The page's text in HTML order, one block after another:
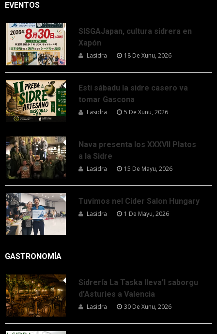
EVENTOS
SISGAJapan, cultura sidrera en
Xapón
Lasidra 18 De Xunu, 2026
Esti sábadu la sidre casero va
tomar Gascona
Lasidra 5 De Xunu, 2026
Nava presenta los XXXVII Platos
a la Sidre
Lasidra 15 De Mayu, 2026
Tuvimos nel Cider Salon Hungary
Lasidra 1 De Mayu, 2026
GASTRONOMÍA
Sidrería La Taska lleva’l saborgu
d’Asturies a Valencia
Lasidra 30 De Xunu, 2026